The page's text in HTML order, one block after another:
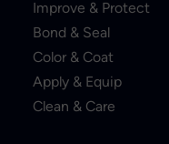
Improve & Protect
Bond & Seal
Color & Coat
Apply & Equip
Clean & Care